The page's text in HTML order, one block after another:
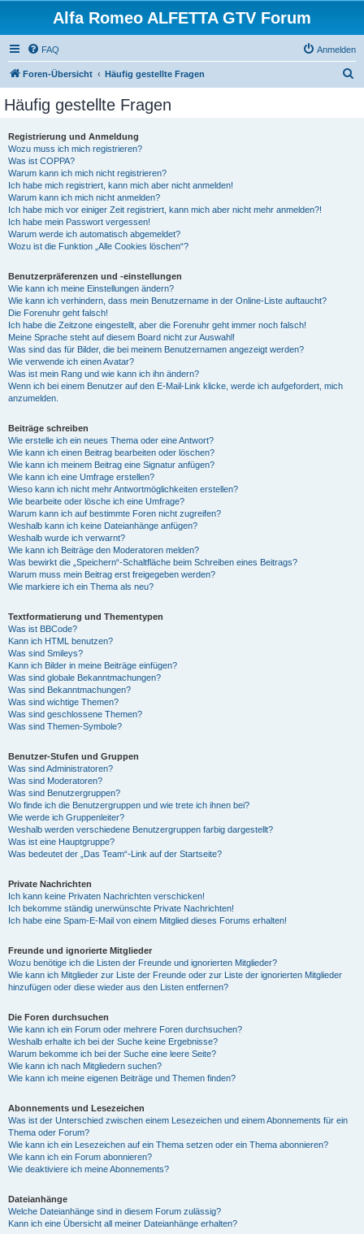
Alfa Romeo ALFETTA GTV Forum
FAQ Anmelden
Foren-Übersicht Häufig gestellte Fragen
Häufig gestellte Fragen
Registrierung und Anmeldung
Wozu muss ich mich registrieren?
Was ist COPPA?
Warum kann ich mich nicht registrieren?
Ich habe mich registriert, kann mich aber nicht anmelden!
Warum kann ich mich nicht anmelden?
Ich habe mich vor einiger Zeit registriert, kann mich aber nicht mehr anmelden?!
Ich habe mein Passwort vergessen!
Warum werde ich automatisch abgemeldet?
Wozu ist die Funktion „Alle Cookies löschen“?
Benutzerpräferenzen und -einstellungen
Wie kann ich meine Einstellungen ändern?
Wie kann ich verhindern, dass mein Benutzername in der Online-Liste auftaucht?
Die Forenuhr geht falsch!
Ich habe die Zeitzone eingestellt, aber die Forenuhr geht immer noch falsch!
Meine Sprache steht auf diesem Board nicht zur Auswahl!
Was sind das für Bilder, die bei meinem Benutzernamen angezeigt werden?
Wie verwende ich einen Avatar?
Was ist mein Rang und wie kann ich ihn ändern?
Wenn ich bei einem Benutzer auf den E-Mail-Link klicke, werde ich aufgefordert, mich
anzumelden.
Beiträge schreiben
Wie erstelle ich ein neues Thema oder eine Antwort?
Wie kann ich einen Beitrag bearbeiten oder löschen?
Wie kann ich meinem Beitrag eine Signatur anfügen?
Wie kann ich eine Umfrage erstellen?
Wieso kann ich nicht mehr Antwortmöglichkeiten erstellen?
Wie bearbeite oder lösche ich eine Umfrage?
Warum kann ich auf bestimmte Foren nicht zugreifen?
Weshalb kann ich keine Dateianhänge anfügen?
Weshalb wurde ich verwarnt?
Wie kann ich Beiträge den Moderatoren melden?
Was bewirkt die „Speichern“-Schaltfläche beim Schreiben eines Beitrags?
Warum muss mein Beitrag erst freigegeben werden?
Wie markiere ich ein Thema als neu?
Textformatierung und Thementypen
Was ist BBCode?
Kann ich HTML benutzen?
Was sind Smileys?
Kann ich Bilder in meine Beiträge einfügen?
Was sind globale Bekanntmachungen?
Was sind Bekanntmachungen?
Was sind wichtige Themen?
Was sind geschlossene Themen?
Was sind Themen-Symbole?
Benutzer-Stufen und Gruppen
Was sind Administratoren?
Was sind Moderatoren?
Was sind Benutzergruppen?
Wo finde ich die Benutzergruppen und wie trete ich ihnen bei?
Wie werde ich Gruppenleiter?
Weshalb werden verschiedene Benutzergruppen farbig dargestellt?
Was ist eine Hauptgruppe?
Was bedeutet der „Das Team“-Link auf der Startseite?
Private Nachrichten
Ich kann keine Privaten Nachrichten verschicken!
Ich bekomme ständig unerwünschte Private Nachrichten!
Ich habe eine Spam-E-Mail von einem Mitglied dieses Forums erhalten!
Freunde und ignorierte Mitglieder
Wozu benötige ich die Listen der Freunde und ignorierten Mitglieder?
Wie kann ich Mitglieder zur Liste der Freunde oder zur Liste der ignorierten Mitglieder
hinzufügen oder diese wieder aus den Listen entfernen?
Die Foren durchsuchen
Wie kann ich ein Forum oder mehrere Foren durchsuchen?
Weshalb erhalte ich bei der Suche keine Ergebnisse?
Warum bekomme ich bei der Suche eine leere Seite?
Wie kann ich nach Mitgliedern suchen?
Wie kann ich meine eigenen Beiträge und Themen finden?
Abonnements und Lesezeichen
Was ist der Unterschied zwischen einem Lesezeichen und einem Abonnements für ein
Thema oder Forum?
Wie kann ich ein Lesezeichen auf ein Thema setzen oder ein Thema abonnieren?
Wie kann ich ein Forum abonnieren?
Wie deaktiviere ich meine Abonnements?
Dateianhänge
Welche Dateianhänge sind in diesem Forum zulässig?
Kann ich eine Übersicht all meiner Dateianhänge erhalten?